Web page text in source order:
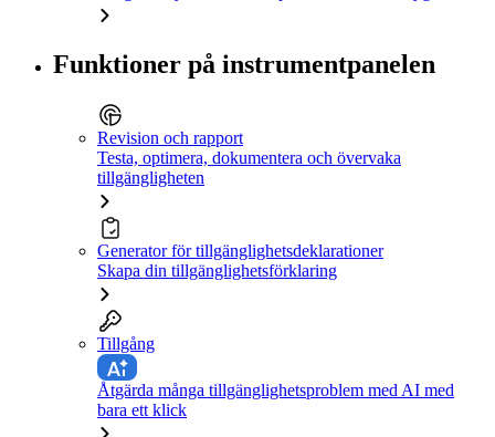
Funktioner på instrumentpanelen
Revision och rapport
Testa, optimera, dokumentera och övervaka
tillgängligheten
Generator för tillgänglighetsdeklarationer
Skapa din tillgänglighetsförklaring
Tillgång
Åtgärda många tillgänglighetsproblem med AI med
bara ett klick